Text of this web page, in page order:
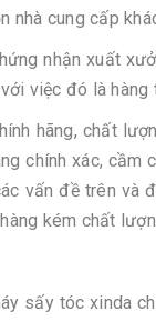
cung cấp
nhận xuất
việc đó là
hãng, chất
chính xác, cầm
vấn đề trên
kém chất
sấy tóc xinda